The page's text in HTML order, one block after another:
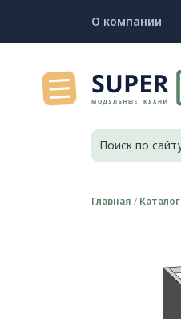
О компании
Главная Каталог